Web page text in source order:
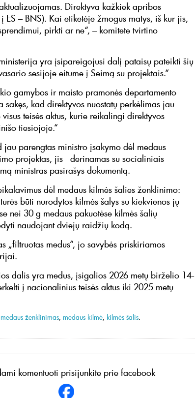
Direktyva kažkiek apribos
– BNS). Kai etiketėje žmogus matys, iš kur jis,
pirkti ar ne“, – komitete tvirtino
yra įsipareigojusi dalį pataisų pateikti šių
sesijoje eitume į Seimą su projektais.“
gamybos ir maisto pramonės departamento
sakęs, kad direktyvos nuostatų perkėlimas jau
teisės aktus, kurie reikalingi direktyvos
tiesiojoje.“
parengtas ministro įsakymo dėl medaus
projektas, jis derinamas su socialiniais
ministras pasirašys dokumentą.
dėl medaus kilmės šalies ženklinimo:
būti nurodytos kilmės šalys su kiekvienos jų
nei 30 g medaus pakuotėse kilmės šalių
naudojant dviejų raidžių kodą.
„filtruotas medus“, jo savybės priskiriamos
dalis yra medus, įsigalios 2026 metų birželio 14-
į nacionalinius teisės aktus iki 2025 metų
medaus ženklinimas, medaus kilmė, kilmės šalis.
komentuoti prisijunkite prie facebook